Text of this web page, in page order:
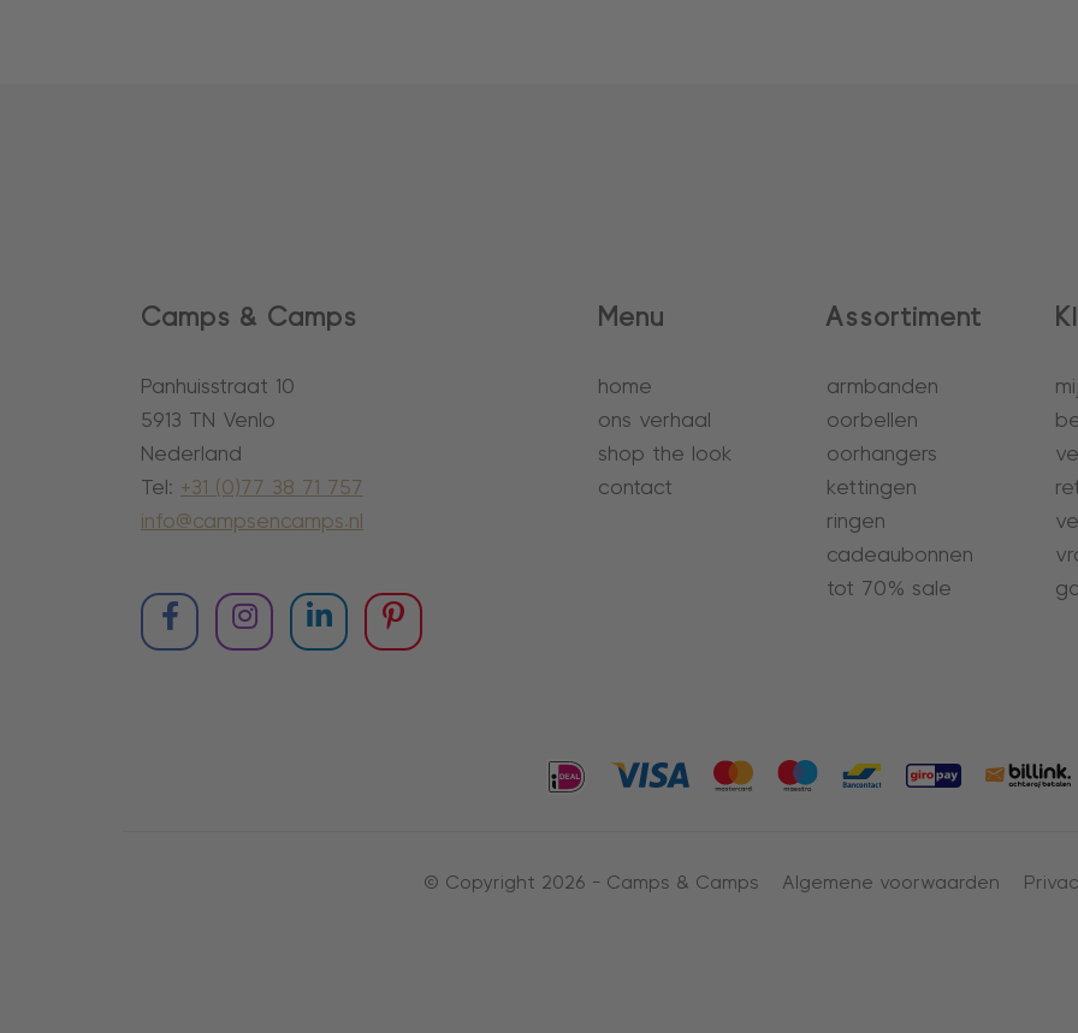
Camps & Camps
Panhuisstraat 10
5913 TN Venlo
Nederland
Tel: +31 (0)77 38 71 757
info@campsencamps.nl
Menu
home
ons verhaal
shop the look
contact
Assortiment
armbanden
oorbellen
oorhangers
kettingen
ringen
cadeaubonnen
tot 70% sale
© Copyright 2026 - Camps & Camps Algemene voorwaarden